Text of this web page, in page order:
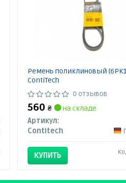
Ремень поликлиновый
ContiTech
0 отзывов
560 ₴
на складе
Артикул:
Contitech
КУПИТЬ